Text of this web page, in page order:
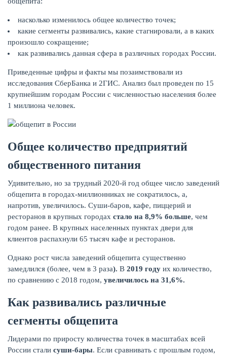
ЗАЙМЫ
НАКОПЛЕНИЯ
насколько изменилось общее количество точек;
какие сегменты развивались, какие стагнировали, а в каких
произошло сокращение;
как развивались данная сфера в различных городах России.
Приведенные цифры и факты мы позаимствовали из
исследования СберБанка и 2ГИС. Анализ был проведен по 15
крупнейшим городам России с численностью населения более
1 миллиона человек.
Общее количество предприятий
общественного питания
Удивительно, но за трудный 2020-й год общее число заведений
общепита в городах-миллионниках не сократилось, а,
напротив, увеличилось. Суши-баров, кафе, пиццерий и
ресторанов в крупных городах стало на 8,9% больше, чем
годом ранее. В крупных населенных пунктах двери для
клиентов распахнули 65 тысяч кафе и ресторанов.
Однако рост числа заведений общепита существенно
замедлился (более, чем в 3 раза). В 2019 году их количество,
по сравнению с 2018 годом, увеличилось на 31,6%.
Как развивались различные
сегменты общепита
Лидерами по приросту количества точек в масштабах всей
России стали суши-бары. Если сравнивать с прошлым годом,